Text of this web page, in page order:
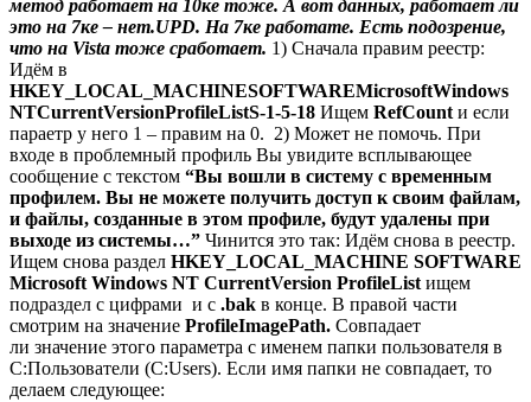
метод работает на 10ке тоже. А вот данных, работает ли
это на 7ке – нет.UPD. На 7ке работате. Есть подозрение,
что на Vista тоже сработает. 1) Сначала правим реестр:
Идём в
HKEY_LOCAL_MACHINESOFTWAREMicrosoftWindows
NTCurrentVersionProfileListS-1-5-18 Ищем RefCount и если
параетр у него 1 – правим на 0. 2) Может не помочь. При
входе в проблемный профиль Вы увидите всплывающее
сообщение с текстом “Вы вошли в систему с временным
профилем. Вы не можете получить доступ к своим файлам,
и файлы, созданные в этом профиле, будут удалены при
выходе из системы…” Чинится это так: Идём снова в реестр.
Ищем снова раздел HKEY_LOCAL_MACHINE SOFTWARE
Microsoft Windows NT CurrentVersion ProfileList ищем
подраздел с цифрами и с .bak в конце. В правой части
смотрим на значение ProfileImagePath. Совпадает
ли значение этого параметра с именем папки пользователя в
C:Пользователи (C:Users). Если имя папки не совпадает, то
делаем следующее: